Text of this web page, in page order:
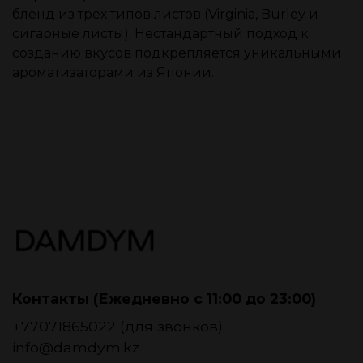
бленд из трех типов листов (Virginia, Burley и
сигарные листы). Нестандартный подход к
созданию вкусов подкрепляется уникальными
ароматизаторами из Японии.
Контакты (Ежедневно с 11:00 до 23:00)
+77071865022 (для звонков)
info@damdym.kz